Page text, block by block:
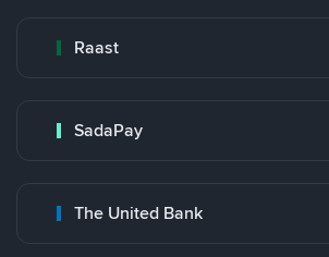
Raast
SadaPay
The United Bank